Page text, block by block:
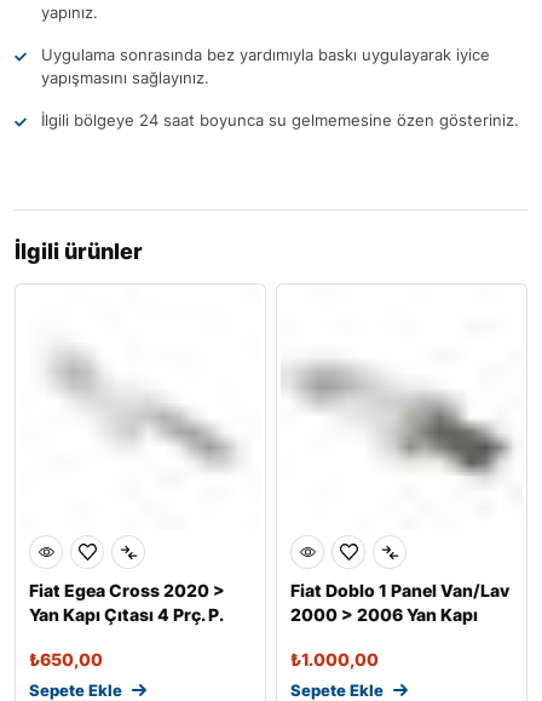
yapınız.
Uygulama sonrasında bez yardımıyla baskı uygulayarak iyice
yapışmasını sağlayınız.
İlgili bölgeye 24 saat boyunca su gelmemesine özen gösteriniz.
İlgili ürünler
Fiat Egea Cross 2020 >
Yan Kapı Çıtası 4 Prç. P.
₺650,00
Sepete Ekle
Fiat Doblo 1 Panel Van/Lav
2000 > 2006 Yan Kapı
₺1.000,00
Sepete Ekle